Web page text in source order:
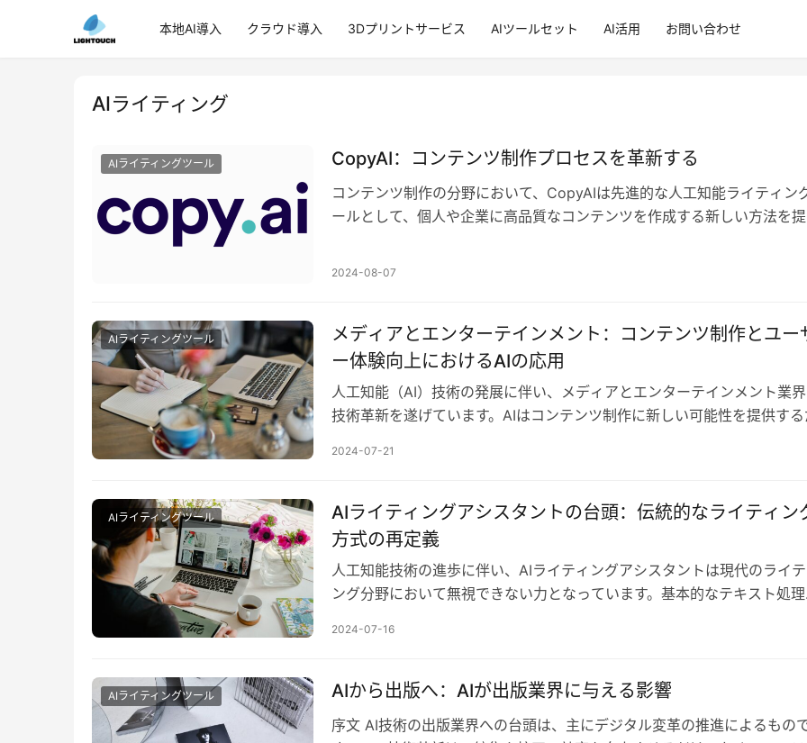
本地AI導入 クラウド導入 3Dプリントサービス AIツールセット AI活用 お問い合わせ
AIライティング
AIライティングツール CopyAI：コンテンツ制作プロセスを革新する
コンテンツ制作の分野において、CopyAIは先進的な人工知能ライティン
ールとして、個人や企業に高品質なコンテンツを作成する新しい方法を提
2024-08-07
AIライティングツール
メディアとエンターテインメント：コンテンツ制作とユー
ー体験向上におけるAIの応用
人工知能（AI）技術の発展に伴い、メディアとエンターテインメント業
技術革新を遂げています。AIはコンテンツ制作に新しい可能性を提供する
2024-07-21
AIライティングツール
AIライティングアシスタントの台頭：伝統的なライティン
方式の再定義
人工知能技術の進歩に伴い、AIライティングアシスタントは現代のライテ
ング分野において無視できない力となっています。基本的なテキスト処理
2024-07-16
AIライティングツール AIから出版へ：AIが出版業界に与える影響
序文 AI技術の出版業界への台頭は、主にデジタル変革の推進によるもの